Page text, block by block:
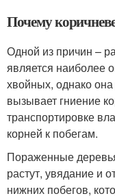
Почему
Одной из причин –
является наиболее
хвойных, однако
вызывает гниение
транспортировке
корней к побегам.
Пораженные
растут, увядание и
нижних побегов,